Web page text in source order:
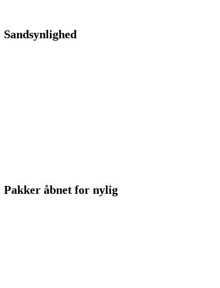
Sandsynlighed
Pakker åbnet for nylig